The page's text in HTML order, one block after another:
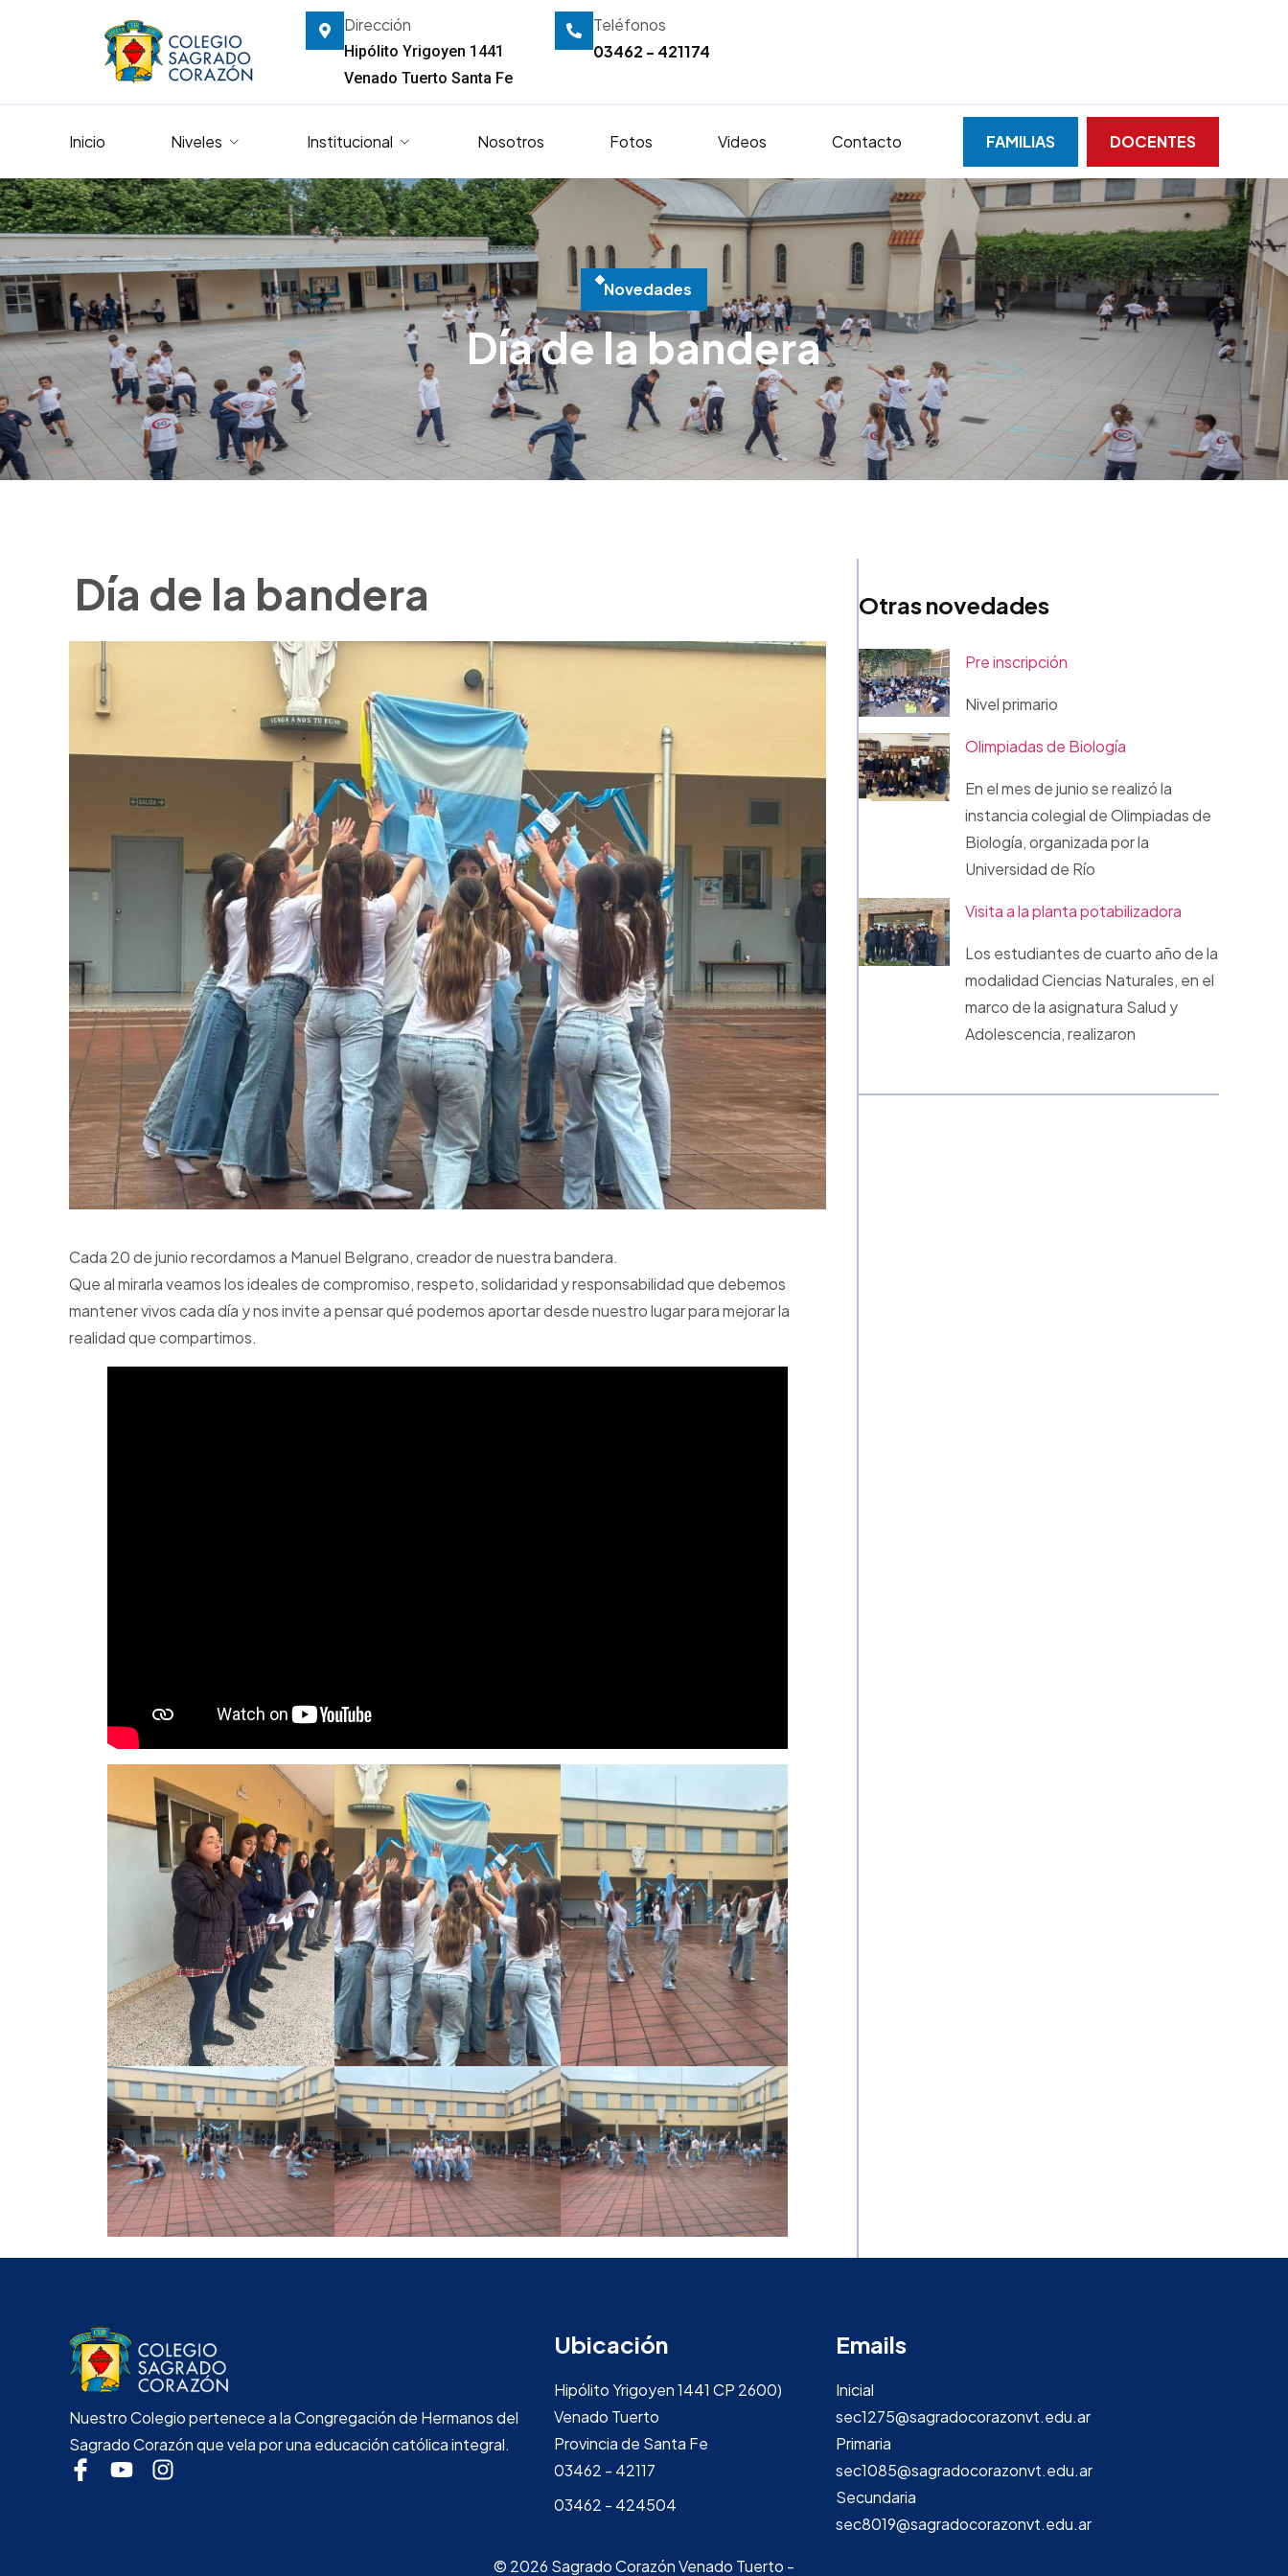
Dirección
Hipólito Yrigoyen 1441
Venado Tuerto Santa Fe
Teléfonos
03462 - 421174
Inicio Niveles Institucional Nosotros Fotos Videos Contacto FAMILIAS DOCENTES
Novedades
Día de la bandera
Día de la bandera
Cada 20 de junio recordamos a Manuel Belgrano, creador de nuestra bandera.
Que al mirarla veamos los ideales de compromiso, respeto, solidaridad y responsabilidad que debemos
mantener vivos cada día y nos invite a pensar qué podemos aportar desde nuestro lugar para mejorar la
realidad que compartimos.
Otras novedades
Pre inscripción
Nivel primario
Olimpiadas de Biología
En el mes de junio se realizó la
instancia colegial de Olimpiadas de
Biología, organizada por la
Universidad de Río
Visita a la planta potabilizadora
Los estudiantes de cuarto año de la
modalidad Ciencias Naturales, en el
marco de la asignatura Salud y
Adolescencia, realizaron
Nuestro Colegio pertenece a la Congregación de Hermanos del
Sagrado Corazón que vela por una educación católica integral.
Ubicación
Hipólito Yrigoyen 1441 CP 2600)
Venado Tuerto
Provincia de Santa Fe
03462 - 42117
03462 - 424504
Emails
Inicial
sec1275@sagradocorazonvt.edu.ar
Primaria
sec1085@sagradocorazonvt.edu.ar
Secundaria
sec8019@sagradocorazonvt.edu.ar
© 2026 Sagrado Corazón Venado Tuerto -